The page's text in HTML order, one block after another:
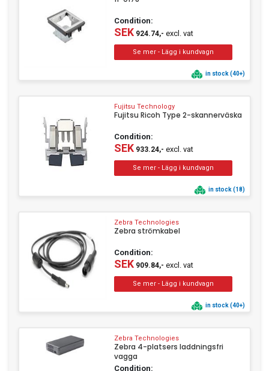
Condition:
SEK924.74,- excl. vat
in stock (40+)
Fujitsu Technology
Fujitsu Ricoh Type 2-skannerväska
Condition:
SEK933.24,- excl. vat
in stock (18)
Zebra Technologies
Zebra strömkabel
Condition:
SEK909.84,- excl. vat
in stock (40+)
Zebra Technologies
Zebra 4-platsers laddningsfri
vagga
Condition: